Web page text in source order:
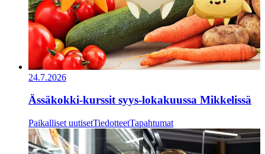
24.7.2026
Ässäkokki-kurssit syys-lokakuussa Mikkelissä
Paikalliset uutisetTiedotteetTapahtumat